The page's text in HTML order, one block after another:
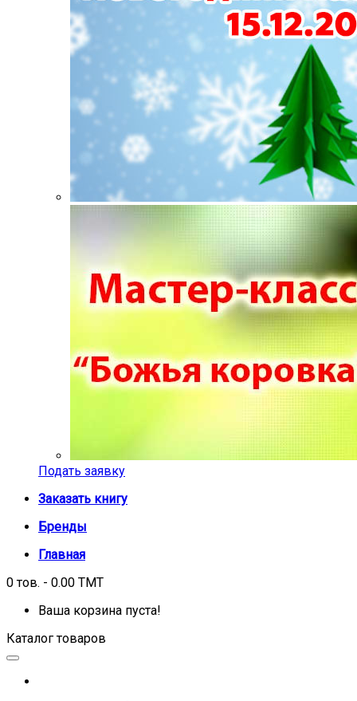
Подать заявку
Заказать книгу
Бренды
Главная
0 тов. - 0.00 TMT
Ваша корзина пуста!
Каталог товаров